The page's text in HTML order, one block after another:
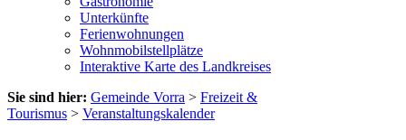
Unterkünfte
Ferienwohnungen
Wohnmobilstellplätze
Interaktive Karte des Landkreises
Sie sind hier: Gemeinde Vorra > Freizeit &
Tourismus > Veranstaltungskalender